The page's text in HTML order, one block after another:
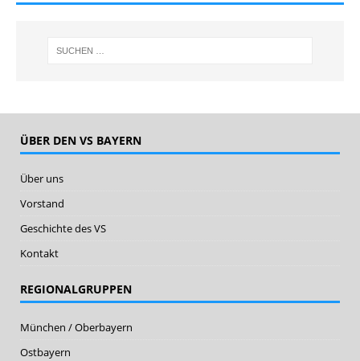
ÜBER DEN VS BAYERN
Über uns
Vorstand
Geschichte des VS
Kontakt
REGIONALGRUPPEN
München / Oberbayern
Ostbayern